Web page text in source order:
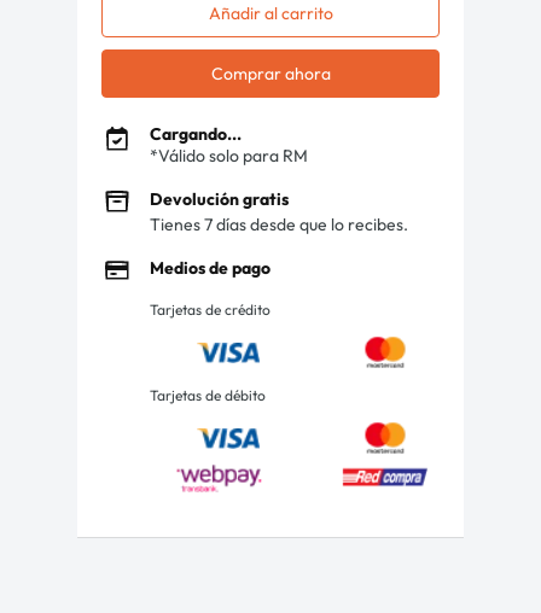
Añadir al carrito
Comprar ahora
Cargando...
*Válido solo para RM
Devolución gratis
Tienes 7 días desde que lo recibes.
Medios de pago
Tarjetas de crédito
Tarjetas de débito